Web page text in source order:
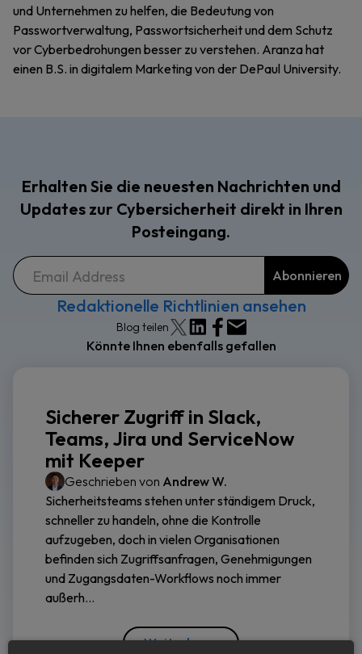
und Unternehmen zu helfen, die Bedeutung von
Passwortverwaltung, Passwortsicherheit und dem Schutz
vor Cyberbedrohungen besser zu verstehen. Aranza hat
einen B.S. in digitalem Marketing von der DePaul University.
Erhalten Sie die neuesten Nachrichten und
Updates zur Cybersicherheit direkt in Ihren
Posteingang.
Redaktionelle Richtlinien ansehen
Blog teilen
Könnte Ihnen ebenfalls gefallen
Sicherer Zugriff in Slack,
Teams, Jira und ServiceNow
mit Keeper
Geschrieben von Andrew W.
Sicherheitsteams stehen unter ständigem Druck,
schneller zu handeln, ohne die Kontrolle
aufzugeben, doch in vielen Organisationen
befinden sich Zugriffsanfragen, Genehmigungen
und Zugangsdaten-Workflows noch immer
außerh...
Weiterlesen